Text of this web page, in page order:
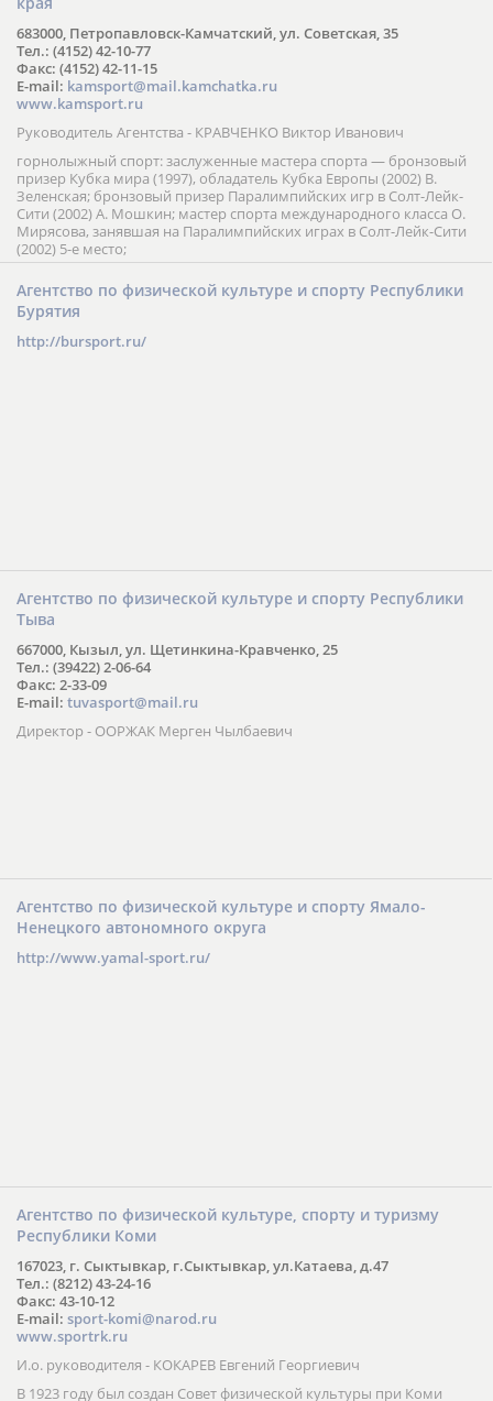
683000, Петропавловск-Камчатский, ул. Советская, 35
Тел.: (4152) 42-10-77
Факс: (4152) 42-11-15
E-mail: kamsport@mail.kamchatka.ru
www.kamsport.ru
Руководитель Агентства - КРАВЧЕНКО Виктор Иванович
горнолыжный спорт: заслуженные мастера спорта — бронзовый
призер Кубка мира (1997), обладатель Кубка Европы (2002) В.
Зеленская; бронзовый призер Паралимпийских игр в Солт-Лейк-
Сити (2002) А. Мошкин; мастер спорта международного класса О.
Мирясова, занявшая на Паралимпийских играх в Солт-Лейк-Сити
(2002) 5-е место;
Агентство по физической культуре и спорту Республики
Бурятия
http://bursport.ru/
Агентство по физической культуре и спорту Республики
Тыва
667000, Кызыл, ул. Щетинкина-Кравченко, 25
Тел.: (39422) 2-06-64
Факс: 2-33-09
E-mail: tuvasport@mail.ru
Директор - ООРЖАК Мерген Чылбаевич
Агентство по физической культуре и спорту Ямало-
Ненецкого автономного округа
http://www.yamal-sport.ru/
Агентство по физической культуре, спорту и туризму
Республики Коми
167023, г. Сыктывкар, г.Сыктывкар, ул.Катаева, д.47
Тел.: (8212) 43-24-16
Факс: 43-10-12
E-mail: sport-komi@narod.ru
www.sportrk.ru
И.о. руководителя - КОКАРЕВ Евгений Георгиевич
В 1923 году был создан Совет физической культуры при Коми